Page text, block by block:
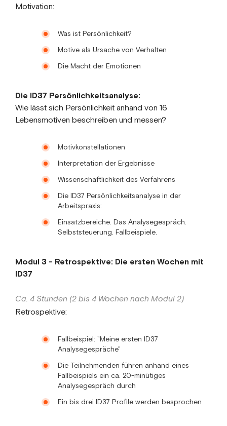
Motivation:
Was ist Persönlichkeit?
Motive als Ursache von Verhalten
Die Macht der Emotionen
Die ID37 Persönlichkeitsanalyse:
Wie lässt sich Persönlichkeit anhand von 16
Lebensmotiven beschreiben und messen?
Motivkonstellationen
Interpretation der Ergebnisse
Wissenschaftlichkeit des Verfahrens
Die ID37 Persönlichkeitsanalyse in der
Arbeitspraxis:
Einsatzbereiche. Das Analysegespräch.
Selbststeuerung. Fallbeispiele.
Modul 3 - Retrospektive: Die ersten Wochen mit
ID37
Ca. 4 Stunden (2 bis 4 Wochen nach Modul 2)
Retrospektive:
Fallbeispiel: "Meine ersten ID37
Analysegespräche"
Die Teilnehmenden führen anhand eines
Fallbeispiels ein ca. 20-minütiges
Analysegespräch durch
Ein bis drei ID37 Profile werden besprochen